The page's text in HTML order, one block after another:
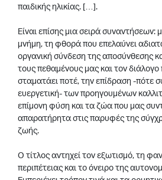
παιδικής ηλικίας. […].
Είναι επίσης μια σειρά συναντήσεων:
μνήμη, τη φθορά που επελαύνει
οργανική σύνδεση της αποσύνθεσης
τους πεθαμένους μας και τον διάλογο
σταματάει ποτέ, την επίδραση -πότε
ευεργετική- των προηγουμένων
επίμονη φύση και τα ζώα που μας
απαρατήρητα στις παρυφές της
ζωής.
Ο τίτλος αντηχεί τον εξωτισμό, τη
περιπέτειας και το όνειρο της